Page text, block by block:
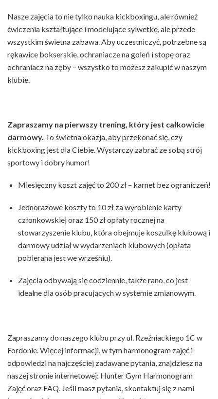
Nasze zajęcia to nie tylko nauka kickboxingu, ale również
ćwiczenia kształtujące i modelujące sylwetkę, ale przede
wszystkim świetna zabawa. Aby uczestniczyć, potrzebne są
rękawice bokserskie, ochraniacze na goleń i stopę oraz
ochraniacz na zęby – wszystko to możesz zakupić w naszym
klubie.
Zapraszamy na pierwszy trening, który jest całkowicie
darmowy. To świetna okazja, aby przekonać się, czy
kickboxing jest dla Ciebie. Wystarczy zabrać ze sobą strój
sportowy i dobry humor!
Miesięczny koszt zajęć to 200 zł – karnet bez ograniczeń!
Jednorazowe koszty to 10 zł za wyrobienie karty
członkowskiej oraz 150 zł opłaty rocznej na
stowarzyszenie klubu, która obejmuje koszulkę klubową i
darmowy udział w wydarzeniach klubowych (opłata
pobierana jest we wrześniu).
Zajęcia odbywają się codziennie, także rano, co jest
idealne dla osób pracujących w systemie zmianowym.
Zapraszamy do naszego klubu przy ul. Rzeźniackiego 1C w
Fordonie. Więcej informacji, w tym harmonogram zajęć i
odpowiedzi na najczęściej zadawane pytania, znajdziesz na
naszej stronie internetowej: Hunter Gym Harmonogram
Zajęćoraz FAQ. Jeśli masz pytania, skontaktuj się z nami